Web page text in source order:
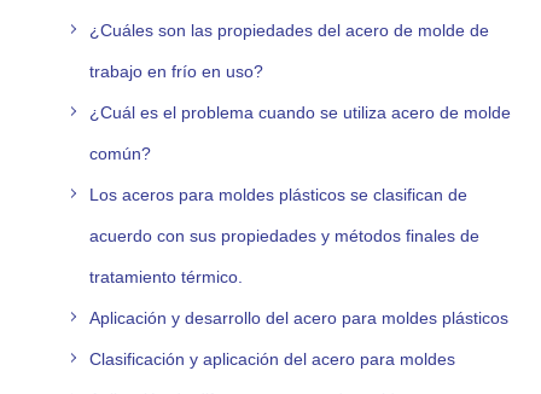
¿Cuáles son las propiedades del acero de molde de
trabajo en frío en uso?
¿Cuál es el problema cuando se utiliza acero de molde
común?
Los aceros para moldes plásticos se clasifican de
acuerdo con sus propiedades y métodos finales de
tratamiento térmico.
Aplicación y desarrollo del acero para moldes plásticos
Clasificación y aplicación del acero para moldes